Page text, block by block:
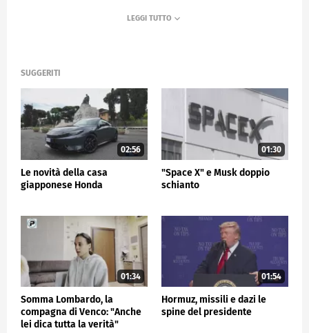
SUGGERITI
02:56
Le novità della casa
giapponese Honda
01:30
"Space X" e Musk doppio
schianto
01:34
Somma Lombardo, la
compagna di Venco: "Anche
lei dica tutta la verità"
01:54
Hormuz, missili e dazi le
spine del presidente